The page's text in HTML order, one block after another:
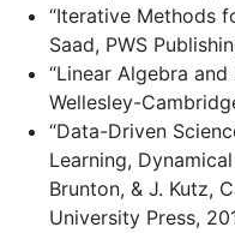
“Iterative Methods
Saad, PWS
“Linear Algebra
Wellesley-
“Data-Driven
Learning,
Brunton, & J. Kutz,
University Press,